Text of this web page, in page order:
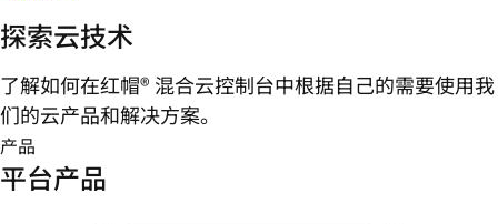
探索云技术
了解如何在红帽® 混合云控制台中根据自己的需要使用我
们的云产品和解决方案。
产品
平台产品